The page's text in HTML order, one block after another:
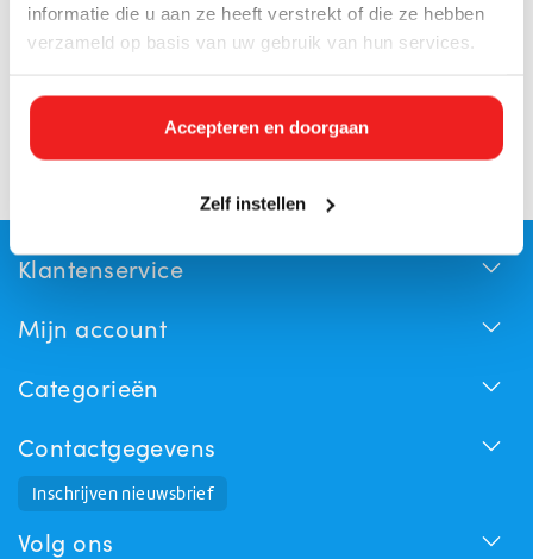
informatie die u aan ze heeft verstrekt of die ze hebben
verzameld op basis van uw gebruik van hun services.
Accepteren en doorgaan
Zelf instellen
Direct leverbaar
Pallet | Nieuwe Kunststof
Europallet 1200x800 mm |
Transportpallet
€15,95
Klantenservice
Mijn account
Categorieën
Contactgegevens
Inschrijven nieuwsbrief
Volg ons